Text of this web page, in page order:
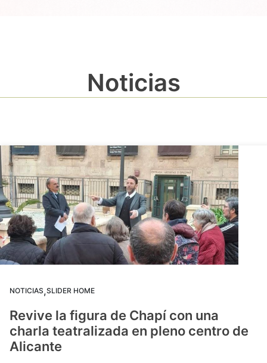
Noticias
NOTICIAS,SLIDER HOME
Revive la figura de Chapí con una
charla teatralizada en pleno centro de
Alicante